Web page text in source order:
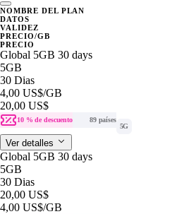
NOMBRE DEL PLAN
DATOS
VALIDEZ
PRECIO/GB
PRECIO
Global 5GB 30 days
5GB
30 Dias
4,00 US$/GB
20,00 US$
10 % de descuento
89 países
5G
Ver detalles
Global 5GB 30 days
5GB
30 Dias
20,00 US$
4,00 US$/GB